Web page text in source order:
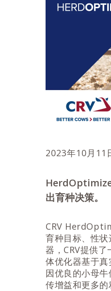
2023年10月11
出育种决策。
CRV
育种目标、性
器，CRV提供
体优化器基于
因优良的小母
传增益和更多的